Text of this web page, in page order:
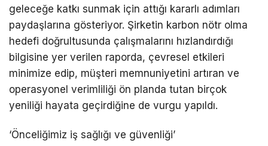
geleceğe katkı sunmak için attığı kararlı adımları
paydaşlarına gösteriyor. Şirketin karbon nötr olma
hedefi doğrultusunda çalışmalarını hızlandırdığı
bilgisine yer verilen raporda, çevresel etkileri
minimize edip, müşteri memnuniyetini artıran ve
operasyonel verimliliği ön planda tutan birçok
yeniliği hayata geçirdiğine de vurgu yapıldı.
‘Önceliğimiz iş sağlığı ve güvenliği’